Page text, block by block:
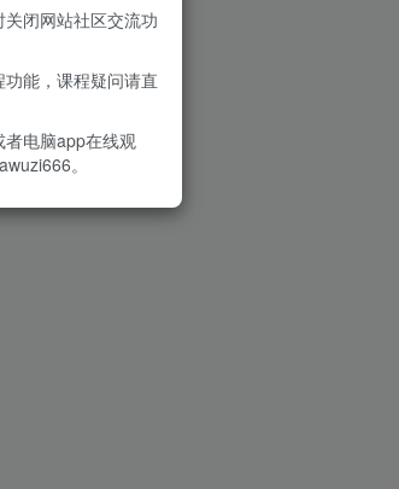
闭网站社区交流功
能，课程疑问请直
电脑app在线观
。